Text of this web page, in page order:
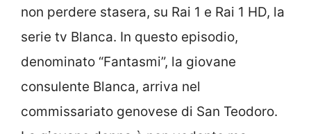
non perdere stasera, su Rai 1 e Rai 1 HD, la
serie tv Blanca. In questo episodio,
denominato “Fantasmi”, la giovane
consulente Blanca, arriva nel
commissariato genovese di San Teodoro.